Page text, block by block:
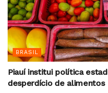
BRASIL
Piauí institui política
desperdício de alimentos